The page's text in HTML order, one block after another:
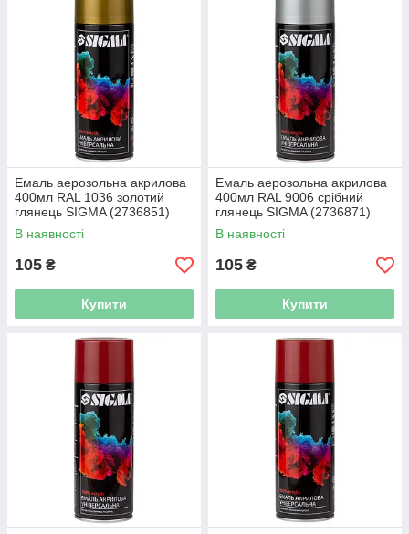
Емаль аерозольна акрилова
400мл RAL 1036 золотий
глянець SIGMA (2736851)
В наявності
105 ₴
Купити
Емаль аерозольна акрилова
400мл RAL 9006 срібний
глянець SIGMA (2736871)
В наявності
105 ₴
Купити